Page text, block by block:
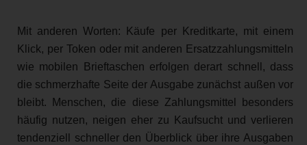
Mit anderen Worten: Käufe per Kreditkarte, mit einem
Klick, per Token oder mit anderen Ersatzzahlungsmitteln
wie mobilen Brieftaschen erfolgen derart schnell, dass
die schmerzhafte Seite der Ausgabe zunächst außen vor
bleibt. Menschen, die diese Zahlungsmittel besonders
häufig nutzen, neigen eher zu Kaufsucht und verlieren
tendenziell schneller den Überblick über ihre Ausgaben